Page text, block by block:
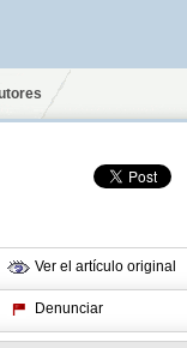
Ver el artículo original
Denunciar